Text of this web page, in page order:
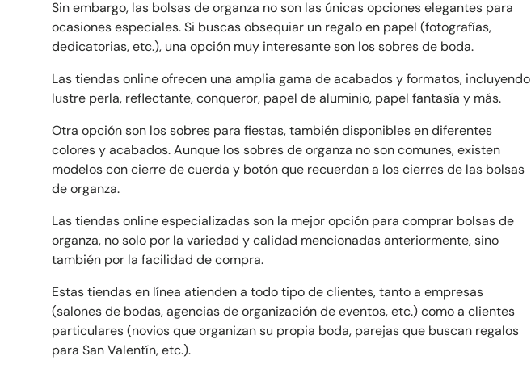
Sin embargo, las bolsas de organza no son las únicas opciones elegantes para
ocasiones especiales. Si buscas obsequiar un regalo en papel (fotografías,
dedicatorias, etc.), una opción muy interesante son los sobres de boda.
Las tiendas online ofrecen una amplia gama de acabados y formatos, incluyendo
lustre perla, reflectante, conqueror, papel de aluminio, papel fantasía y más.
Otra opción son los sobres para fiestas, también disponibles en diferentes
colores y acabados. Aunque los sobres de organza no son comunes, existen
modelos con cierre de cuerda y botón que recuerdan a los cierres de las bolsas
de organza.
Las tiendas online especializadas son la mejor opción para comprar bolsas de
organza, no solo por la variedad y calidad mencionadas anteriormente, sino
también por la facilidad de compra.
Estas tiendas en línea atienden a todo tipo de clientes, tanto a empresas
(salones de bodas, agencias de organización de eventos, etc.) como a clientes
particulares (novios que organizan su propia boda, parejas que buscan regalos
para San Valentín, etc.).